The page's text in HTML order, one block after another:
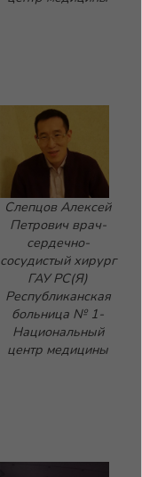
Слепцов Алексей
Петрович врач-
сердечно-
сосудистый хирург
ГАУ РС(Я)
Республиканская
больница № 1-
Национальный
центр медицины